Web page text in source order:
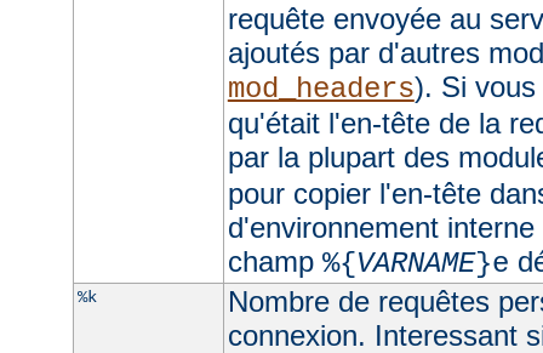
requête envoyée au
ajoutés par d'autres
mod_headers). Si
qu'était l'en-tête de la
par la plupart des
pour copier l'en-tête
d'environnement
champ %{VARNAME}e
%k
Nombre de requêtes
connexion. Interessant